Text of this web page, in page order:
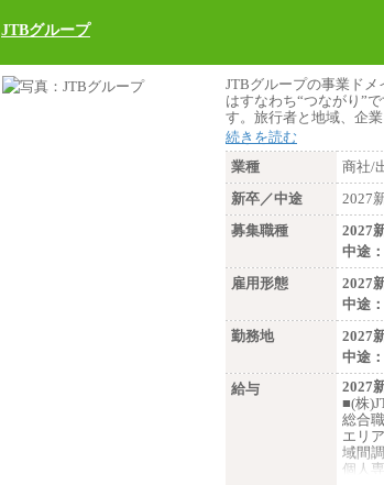
JTBグループ
JTBグループの事業ドメ
はすなわち“つながり”
す。旅行者と地域、企
続きを読む
業種
商社/
新卒／中途
2027
募集職種
2027
中途：
雇用形態
2027
中途：
勤務地
2027
中途：
給与
2027
■(株
総合
エリ
域間
個人